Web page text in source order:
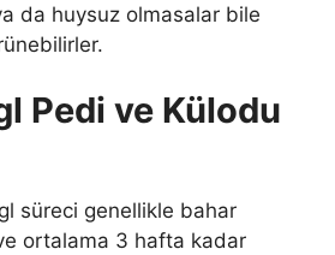
da huysuz olmasalar bile
Pedi ve Külodu
süreci genellikle bahar
ortalama 3 hafta kadar